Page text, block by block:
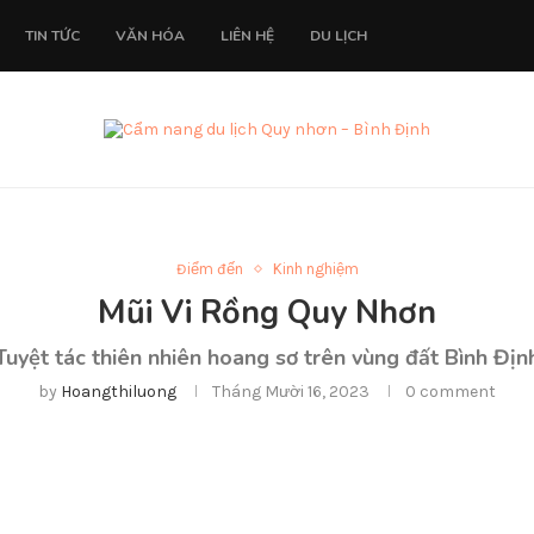
TIN TỨC VĂN HÓA LIÊN HỆ DU LỊCH
Điểm đến Kinh nghiệm
Mũi Vi Rồng Quy Nhơn
tác thiên nhiên hoang sơ trên vùng đất Bình
by Hoangthiluong Tháng Mười 16, 2023 0 comment